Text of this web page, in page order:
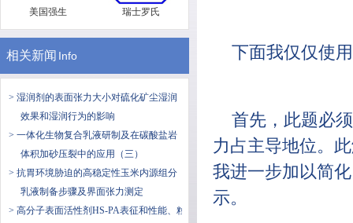
美国强生 瑞士罗氏
相关新闻 Info
> 湿润剂的表面张力大小对硫化矿尘湿润
效果和湿润行为的影响
> 一体化生物复合乳液研制及在碳酸盐岩
体积加砂压裂中的应用（三）
> 抗胃环境胁迫的高稳定性玉米内源组分
乳液制备步骤及界面张力测定
> ​高分子表面活性剂HS-PA表征和性能、粒
下面我仅仅使
首先，此题必
力占主导地位。
我进一步加以简
示。